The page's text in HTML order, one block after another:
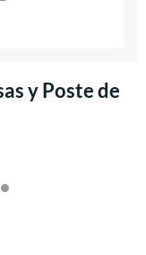
y Poste de